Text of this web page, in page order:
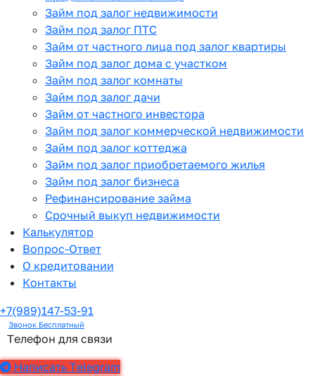
Займ под залог недвижимости
Займ под залог ПТС
Займ от частного лица под залог квартиры
Займ под залог дома с участком
Займ под залог комнаты
Займ под залог дачи
Займ от частного инвестора
Займ под залог коммерческой недвижимости
Займ под залог коттеджа
Займ под залог приобретаемого жилья
Займ под залог бизнеса
Рефинансирование займа
Срочный выкуп недвижимости
Калькулятор
Вопрос-Ответ
О кредитовании
Контакты
+7(989)147-53-91
Звонок Бесплатный
Телефон для связи
Написать Telegram